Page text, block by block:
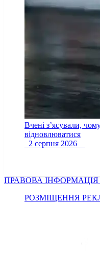
Вчені з’ясували,
відновлюватися
2 серпня 2026
ПРАВОВА ІНФОРМАЦІЯ
РОЗМІЩЕННЯ